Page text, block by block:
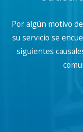
Por algún motivo
su servicio se
siguientes